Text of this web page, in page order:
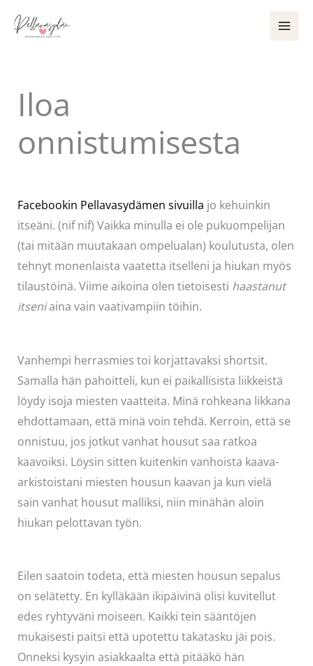
sisältöön
Iloa
onnistumisesta
Facebookin Pellavasydämen sivuilla jo kehuinkin
itseäni. (nif nif) Vaikka minulla ei ole pukuompelijan
(tai mitään muutakaan ompelualan) koulutusta, olen
tehnyt monenlaista vaatetta itselleni ja hiukan myös
tilaustöinä. Viime aikoina olen tietoisesti haastanut
itseniaina vain vaativampiin töihin.
Vanhempi herrasmies toi korjattavaksi shortsit.
Samalla hän pahoitteli, kun ei paikallisista liikkeistä
löydy isoja miesten vaatteita. Minä rohkeana likkana
ehdottamaan, että minä voin tehdä. Kerroin, että se
onnistuu, jos jotkut vanhat housut saa ratkoa
kaavoiksi. Löysin sitten kuitenkin vanhoista kaava-
arkistoistani miesten housun kaavan ja kun vielä
sain vanhat housut malliksi, niin minähän aloin
hiukan pelottavan työn.
Eilen saatoin todeta, että miesten housun sepalus
on selätetty. En kylläkään ikipäivinä olisi kuvitellut
edes ryhtyväni moiseen. Kaikki tein sääntöjen
mukaisesti paitsi että upotettu takatasku jäi pois.
Onneksi kysyin asiakkaalta että pitääkö hän